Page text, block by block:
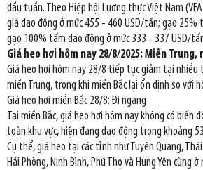
đầu tuần. Theo Hiệp hội Lương thực Việt Nam
giá dao động ở mức 455 - 460 USD/tấn; gạo 25%
gạo 100% tấm dao động ở mức 333 - 337 USD/
Giá heo hơi hôm nay 28/8/2025: Miền
Giá heo hơi hôm nay 28/8 tiếp tục giảm tại
miền Trung, trong khi miền Bắc lại ổn định so với
Giá heo hơi miền Bắc 28/8: Đi ngang
Tại miền Bắc, giá heo hơi hôm nay không có biến
toàn khu vực, hiện đang dao động trong khoảng
Cụ thể, giá heo tại các tỉnh như Tuyên Quang,
Hải Phòng, Ninh Bình, Phú Thọ và Hưng Yên cùng